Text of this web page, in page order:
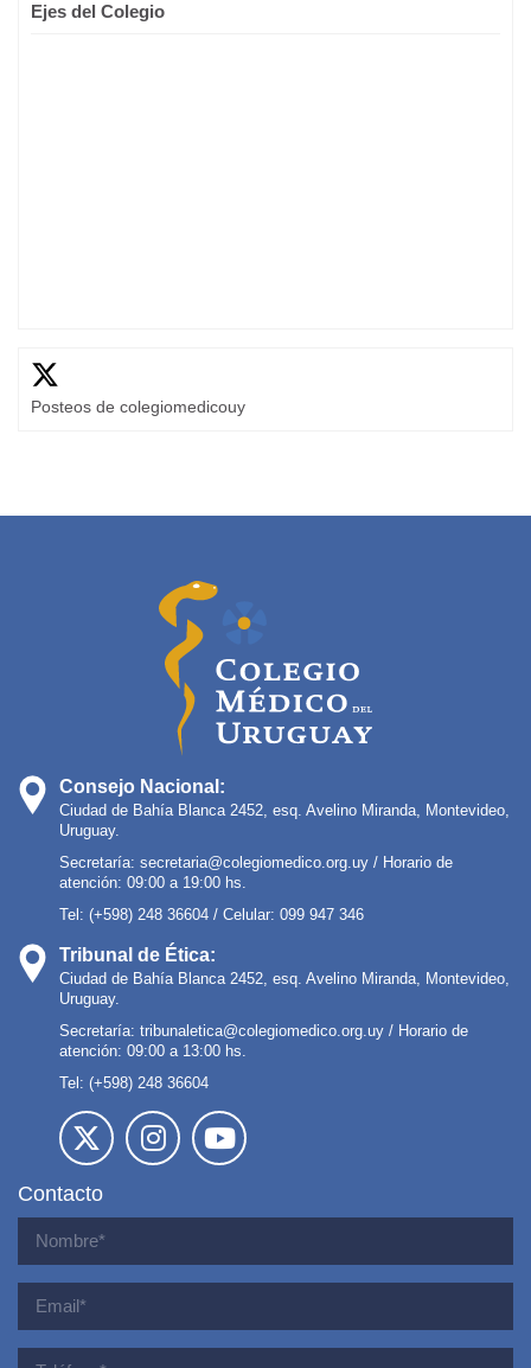
Ejes del Colegio
Posteos de colegiomedicouy
Consejo Nacional:
Ciudad de Bahía Blanca 2452, esq. Avelino Miranda, Montevideo,
Uruguay.
Secretaría: secretaria@colegiomedico.org.uy / Horario de
atención: 09:00 a 19:00 hs.
Tel: (+598) 248 36604 / Celular: 099 947 346
Tribunal de Ética:
Ciudad de Bahía Blanca 2452, esq. Avelino Miranda, Montevideo,
Uruguay.
Secretaría: tribunaletica@colegiomedico.org.uy / Horario de
atención: 09:00 a 13:00 hs.
Tel: (+598) 248 36604
Contacto